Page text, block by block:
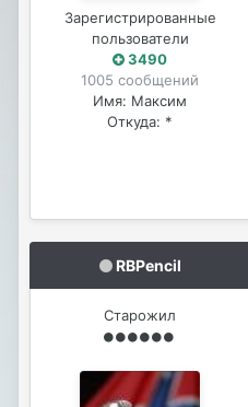
Зарегистрированные
пользователи
3490
1005 сообщений
Имя: Максим
Откуда: *
RBPencil
Старожил